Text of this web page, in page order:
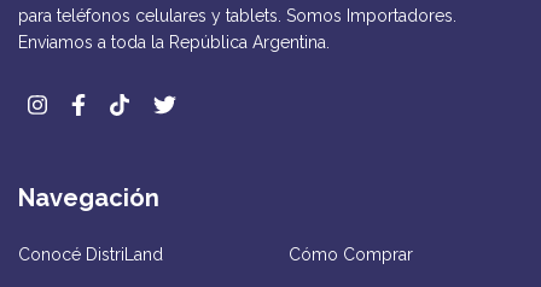
para teléfonos celulares y tablets. Somos Importadores.
Enviamos a toda la República Argentina.
Navegación
Conocé DistriLand Cómo Comprar